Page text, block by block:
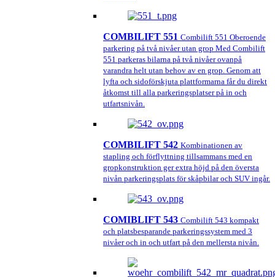
COMBILIFT 551 Combilift 551 Oberoende
parkering på två nivåer utan grop Med Combilift
551 parkeras bilarna på två nivåer ovanpå
varandra helt utan behov av en grop. Genom att
lyfta och sidoförskjuta plattformarna får du direkt
åtkomst till alla parkeringsplatser på in och
utfartsnivån.
COMBILIFT 542 Kombinationen av
stapling och förflyttning tillsammans med en
gropkonstruktion ger extra höjd på den översta
nivån parkeringsplats för skåpbilar och SUV ingår.
COMIBLIFT 543 Combilift 543 kompakt
och platsbesparande parkeringssystem med 3
nivåer och in och utfart på den mellersta nivån.